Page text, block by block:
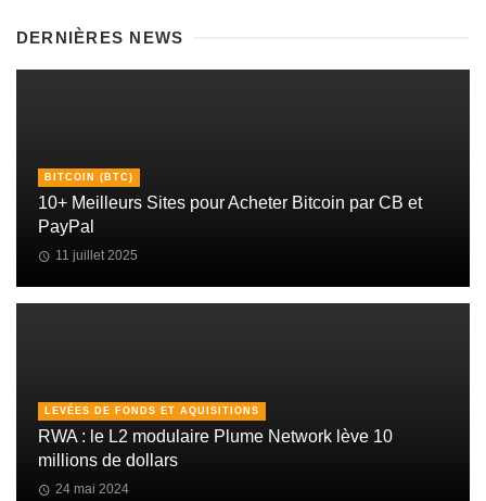
DERNIÈRES NEWS
BITCOIN (BTC)
10+ Meilleurs Sites pour Acheter Bitcoin par CB et
PayPal
11 juillet 2025
LEVÉES DE FONDS ET AQUISITIONS
RWA : le L2 modulaire Plume Network lève 10
millions de dollars
24 mai 2024